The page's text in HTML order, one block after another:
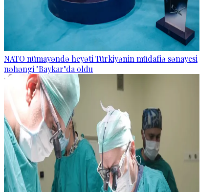
NATO nümayəndə heyəti Türkiyənin müdafiə sənayesi
nəhəngi "Baykar"da oldu